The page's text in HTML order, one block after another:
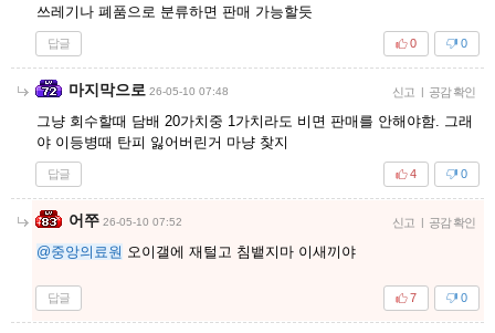
쓰레기나 폐품으로 분류하면 판매 가능할듯
답글 0
0
마지막으로 26-05-10 07:48 신고 | 공감 확인
그냥 회수할때 담배 20가치중 1가치라도 비면 판매를 안해야함. 그래
야 이등병때 탄피 잃어버린거 마냥 찾지
답글 0
4
어쭈 26-05-10 07:52 신고 | 공감 확인
@중앙의료원 오이갤에 재털고 침뱉지마 이새끼야
답글 0
7